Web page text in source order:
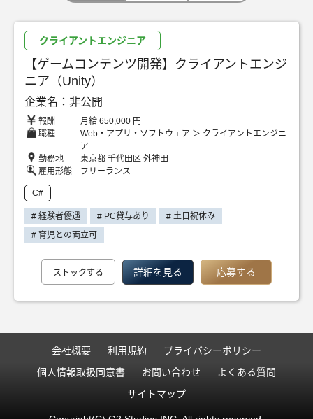
クライアントエンジニア
【ゲームコンテンツ開発】クライアントエンジ
ニア（Unity）
企業名：非公開
報酬
月給 650,000 円
職種
Web・アプリ・ソフトウェア ＞ クライアントエンジニ
ア
勤務地
東京都 千代田区 外神田
雇用形態
フリーランス
C#
# 経験者優遇 # PC貸与あり
# 土日祝休み
# 育児との両立可
ストックする 詳細を見る 応募する
会社概要 利用規約
プライバシーポリシー
個人情報取扱同意書
お問い合わせ
よくある質問
サイトマップ